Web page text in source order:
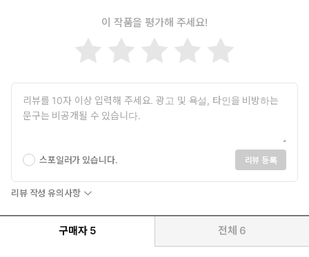
이 작품을 평가해 주세요!
스포일러가 있습니다. 리뷰 등록
리뷰 작성 유의사항
구매자 5 전체 6